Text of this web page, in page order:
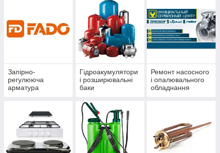
Запірно-
регулююча
арматура
Гідроакумулятори
і розширювальні
баки
Ремонт насосного
і опалювального
обладнання